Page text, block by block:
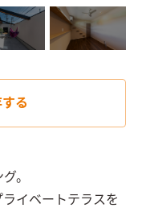
る
。
イベートテラスを